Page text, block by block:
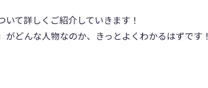
て詳しくご紹介していきます！
どんな人物なのか、きっとよくわかるはずです！